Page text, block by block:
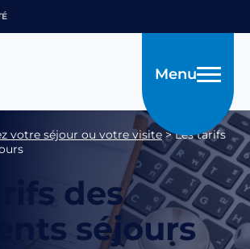
Menu
votre séjour ou votre visite>Les tarifs
des
séjours